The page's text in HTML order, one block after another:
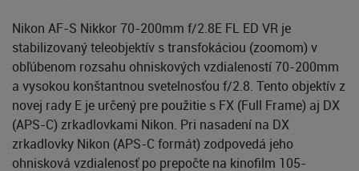
Nikon AF-S Nikkor 70-200mm f/2.8E FL ED VR je
stabilizovaný teleobjektív s transfokáciou (zoomom) v
obľúbenom rozsahu ohniskových vzdialeností 70-200mm
a vysokou konštantnou svetelnosťou f/2.8. Tento objektív z
novej rady E je určený pre použitie s FX (Full Frame) aj DX
(APS-C) zrkadlovkami Nikon. Pri nasadení na DX
zrkadlovky Nikon (APS-C formát) zodpovedá jeho
ohnisková vzdialenosť po prepočte na kinofilm 105-